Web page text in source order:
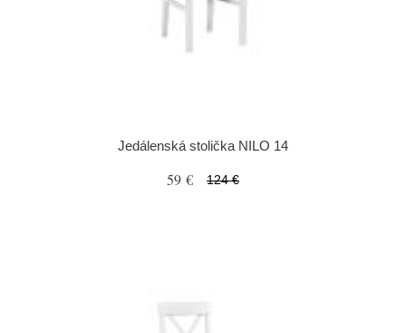
Jedálenská stolička NILO 14
59 € 124 €